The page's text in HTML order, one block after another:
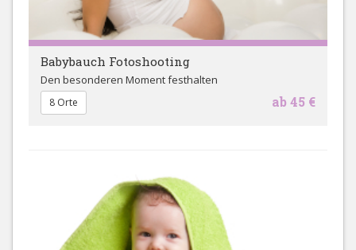
Babybauch Fotoshooting
Den besonderen Moment festhalten
ab 45 €
8 Orte